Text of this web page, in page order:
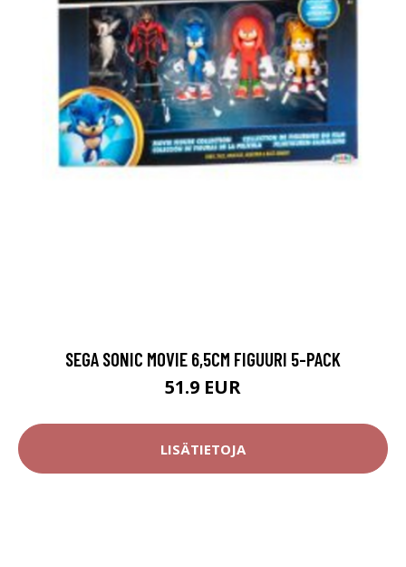
SEGA SONIC MOVIE 6,5CM FIGUURI 5-PACK
51.9 EUR
LISÄTIETOJA